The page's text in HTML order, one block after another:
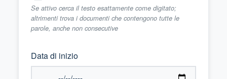
Se attivo cerca il testo esattamente come digitato;
altrimenti trova i documenti che contengono tutte le
parole, anche non consecutive
Data di inizio